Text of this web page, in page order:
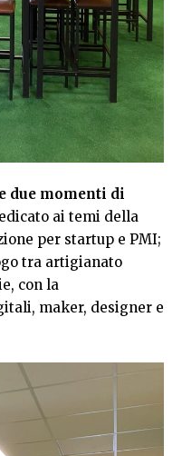
due momenti di
ai temi della
per startup e PMI;
tra artigianato
con la
maker, designer e